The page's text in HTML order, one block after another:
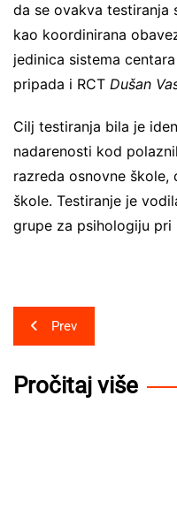
da se ovakva testiranja
kao koordinirana
jedinica sistema
pripada i RCT Dušan
Cilj testiranja bila je
nadarenosti kod
razreda osnovne
škole. Testiranje je
grupe za psihologiju pri
Post
navigation
Prev
Pročitaj više